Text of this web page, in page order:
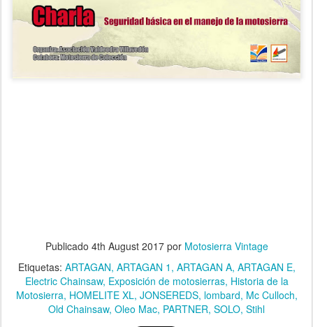
Publicado 4th August 2017por Motosierra Vintage
Etiquetas: ARTAGAN ARTAGAN 1 ARTAGAN A ARTAGAN E
Electric Chainsaw Exposición de motosierras Historia de la
Motosierra HOMELITE XL JONSEREDS lombard Mc Culloch
Old Chainsaw Oleo Mac PARTNER SOLO Stihl